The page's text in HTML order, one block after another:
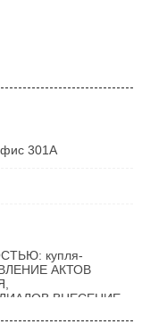
301А
купля-
АКТОВ
ВНЕСЕНИЕ
ПОМОЩЬ В